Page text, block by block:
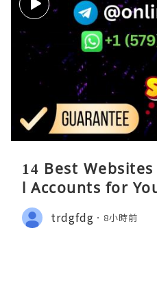
14 Best
l Accounts for
trdgfdg 8小時前